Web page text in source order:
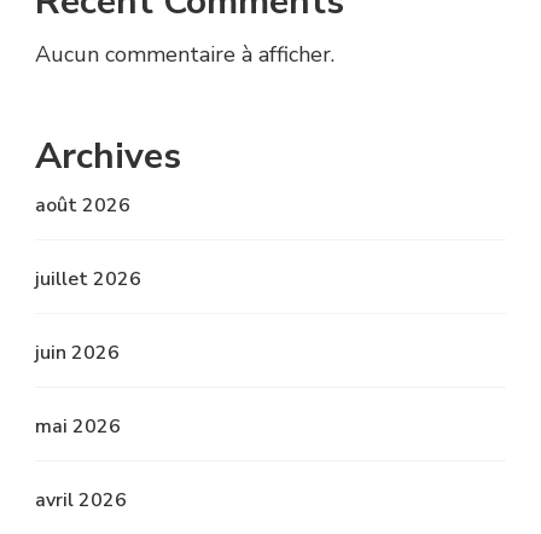
Aucun commentaire à afficher.
Archives
août 2026
juillet 2026
juin 2026
mai 2026
avril 2026